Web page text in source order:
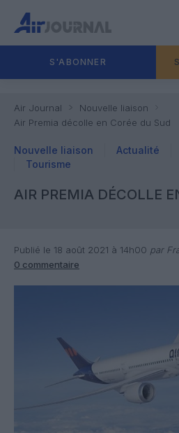
S'ABONNER
Air Journal
Nouvelle liaison
Air Premia décolle en Corée du Sud
Nouvelle liaison Actualité
Tourisme
AIR PREMIA DÉCOLLE
Publié le 18 août 2021 à 14h00 par
0 commentaire